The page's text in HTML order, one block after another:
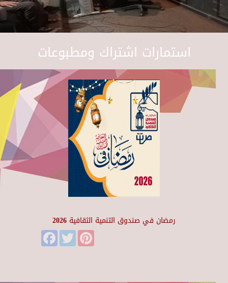
استمارات اشتراك ومطبوعات
رمضان في صندوق التنمية الثقافية 2026
FacebookTwitter